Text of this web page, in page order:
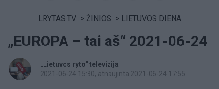
LRYTAS.TV > ŽINIOS > LIETUVOS DIENA
„EUROPA – tai aš“ 2021-06-24
„Lietuvos ryto“ televizija
2021-06-24 15:30, atnaujinta 2021-06-24 17:55